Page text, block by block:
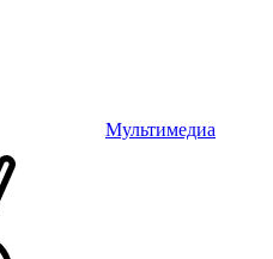
Мультимедиа